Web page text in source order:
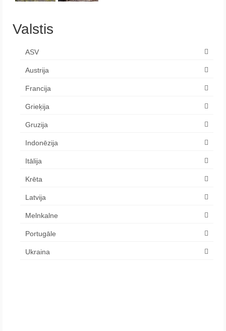
Valstis
ASV
Austrija
Francija
Grieķija
Gruzija
Indonēzija
Itālija
Krēta
Latvija
Melnkalne
Portugāle
Ukraina